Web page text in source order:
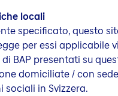
locali
specificato, questo
per essi applicabile
BAP presentati su
domiciliate / con
sociali in Svizzera.